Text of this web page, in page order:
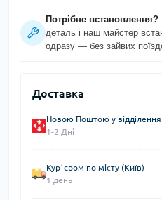
Потрібне встановлення?
деталь і наш майстер
одразу — без зайвих
Доставка
Новою Поштою у
1-2 Дні
Курʼєром по місту (Київ)
1 день